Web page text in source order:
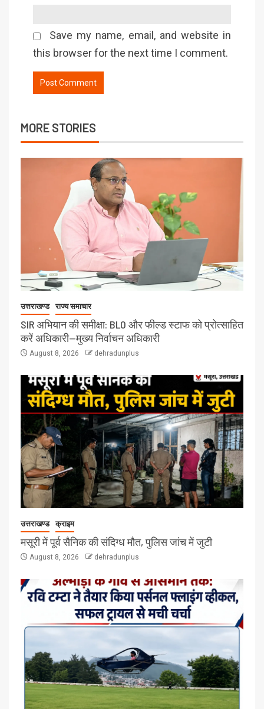
Save my name, email, and website in
this browser for the next time I comment.
MORE STORIES
उत्तराखण्ड राज्य समाचार
SIR अभियान की समीक्षा: BLO और फील्ड स्टाफ को प्रोत्साहित
करें अधिकारी—मुख्य निर्वाचन अधिकारी
August 8, 2026 dehradunplus
उत्तराखण्ड क्राइम
मसूरी में पूर्व सैनिक की संदिग्ध मौत, पुलिस जांच में जुटी
August 8, 2026 dehradunplus